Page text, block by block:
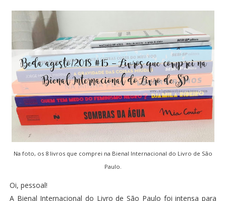
Na foto, os 8 livros que comprei na Bienal Internacional do Livro de São
Paulo.
Oi, pessoal!
A Bienal Internacional do Livro de São Paulo foi intensa para